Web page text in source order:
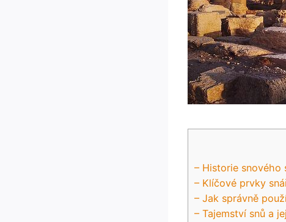
– Historie snového
– Klíčové prvky
– Jak správně
– Tajemství snů a